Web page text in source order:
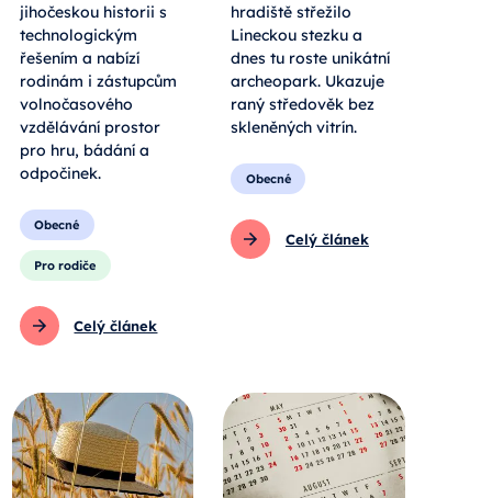
jihočeskou historii s
technologickým
řešením a nabízí
rodinám i zástupcům
volnočasového
vzdělávání prostor
pro hru, bádání a
odpočinek.
Obecné
Pro rodiče
Celý článek
hradiště střežilo
Lineckou stezku a
dnes tu roste unikátní
archeopark. Ukazuje
raný středověk bez
skleněných vitrín.
Obecné
Celý článek